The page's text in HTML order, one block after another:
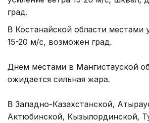
град.
В Костанайской области местами
15-20 м/с, возможен град.
Днем местами в Мангистауской
ожидается сильная жара.
В Западно-Казахстанской,
Актюбинской, Кызылординской,